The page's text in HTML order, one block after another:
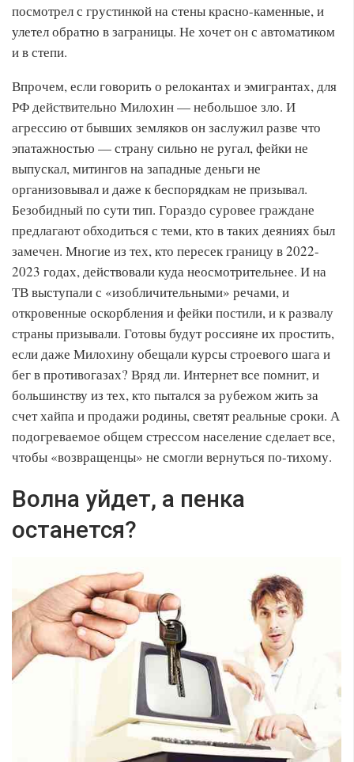
посмотрел с грустинкой на стены красно-каменные, и
улетел обратно в заграницы. Не хочет он с автоматиком
и в степи.
Впрочем, если говорить о релокантах и эмигрантах, для
РФ действительно Милохин — небольшое зло. И
агрессию от бывших земляков он заслужил разве что
эпатажностью — страну сильно не ругал, фейки не
выпускал, митингов на западные деньги не
организовывал и даже к беспорядкам не призывал.
Безобидный по сути тип. Гораздо суровее граждане
предлагают обходиться с теми, кто в таких деяниях был
замечен. Многие из тех, кто пересек границу в 2022-
2023 годах, действовали куда неосмотрительнее. И на
ТВ выступали с «изобличительными» речами, и
откровенные оскорбления и фейки постили, и к развалу
страны призывали. Готовы будут россияне их простить,
если даже Милохину обещали курсы строевого шага и
бег в противогазах? Вряд ли. Интернет все помнит, и
большинству из тех, кто пытался за рубежом жить за
счет хайпа и продажи родины, светят реальные сроки. А
подогреваемое общем стрессом население сделает все,
чтобы «возвращенцы» не смогли вернуться по-тихому.
Волна уйдет, а пенка
останется?